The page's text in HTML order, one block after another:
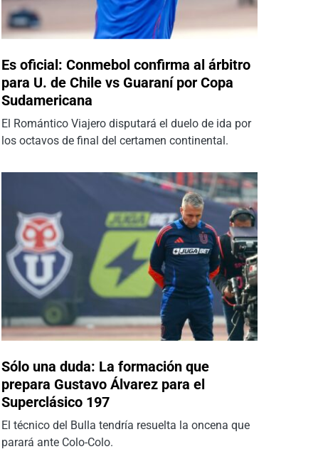
Es oficial: Conmebol confirma al árbitro
para U. de Chile vs Guaraní por Copa
Sudamericana
El Romántico Viajero disputará el duelo de ida por
los octavos de final del certamen continental.
Sólo una duda: La formación que
prepara Gustavo Álvarez para el
Superclásico 197
El técnico del Bulla tendría resuelta la oncena que
parará ante Colo-Colo.